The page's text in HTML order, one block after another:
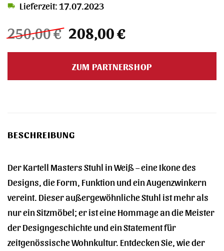
250,00€ Ursprünglicher
Preis
war:
250,00 €
208,00€Aktueller
ist:
208,00 €.
Lieferzeit: 17.07.2023
ZUM PARTNERSHOP
BESCHREIBUNG
Der Kartell Masters Stuhl in Weiß – eine Ikone des
Designs, die Form, Funktion und ein Augenzwinkern
vereint. Dieser außergewöhnliche Stuhl ist mehr als
nur ein Sitzmöbel; er ist eine Hommage an die Meister
der Designgeschichte und ein Statement für
zeitgenössische Wohnkultur. Entdecken Sie, wie der